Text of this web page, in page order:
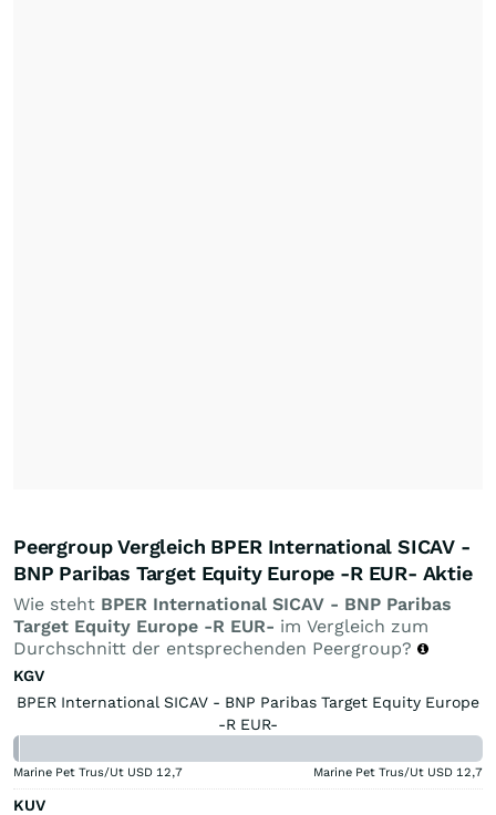
Peergroup Vergleich BPER International SICAV -
BNP Paribas Target Equity Europe -R EUR- Aktie
Wie steht BPER International SICAV - BNP Paribas
Target Equity Europe -R EUR- im Vergleich zum
Durchschnitt der entsprechenden Peergroup?
KGV
BPER International SICAV - BNP Paribas Target Equity Europe
-R EUR-
Marine Pet Trus/Ut USD 12,7 Marine Pet Trus/Ut USD 12,7
KUV